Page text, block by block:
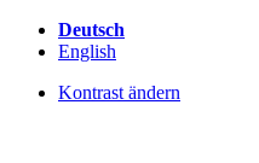
Deutsch
English
Kontrast ändern